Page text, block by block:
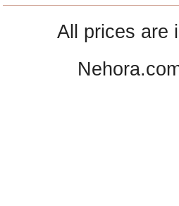
All prices are